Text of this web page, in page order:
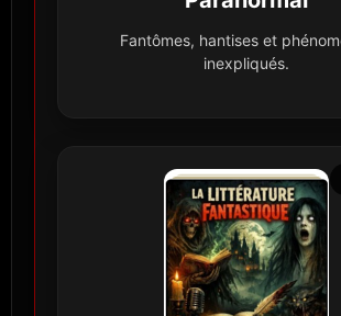
Fantômes, hantises et
inexpliqués.